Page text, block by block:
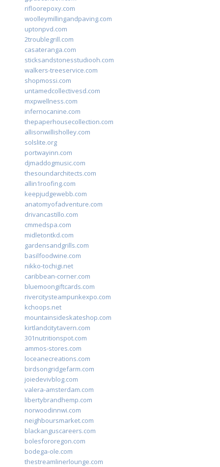
rifloorepoxy.com
woolleymillingandpaving.com
uptonpvd.com
2troublegrill.com
casateranga.com
sticksandstonesstudiooh.com
walkers-treeservice.com
shopmossi.com
untamedcollectivesd.com
mxpwellness.com
infernocanine.com
thepaperhousecollection.com
allisonwillisholley.com
solslite.org
portwayinn.com
djmaddogmusic.com
thesoundarchitects.com
allin1roofing.com
keepjudgewebb.com
anatomyofadventure.com
drivancastillo.com
cmmedspa.com
midletontkd.com
gardensandgrills.com
basilfoodwine.com
nikko-tochigi.net
caribbean-corner.com
bluemoongiftcards.com
rivercitysteampunkexpo.com
kchoops.net
mountainsideskateshop.com
kirtlandcitytavern.com
301nutritionspot.com
ammos-stores.com
loceanecreations.com
birdsongridgefarm.com
joiedevivblog.com
valera-amsterdam.com
libertybrandhemp.com
norwoodinnwi.com
neighboursmarket.com
blackanguscareers.com
bolesfororegon.com
bodega-ole.com
thestreamlinerlounge.com